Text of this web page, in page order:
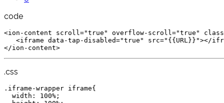
code
<ion-content scroll ="true " overflow-scroll ="true " class
<iframe data-tap-disabled="true " src=" {{URL}} "></
</ion-content
.css
.iframe-wrapper iframe{
width : 100% ;